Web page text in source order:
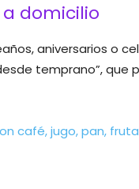
domicilio
aniversarios o
temprano”, que